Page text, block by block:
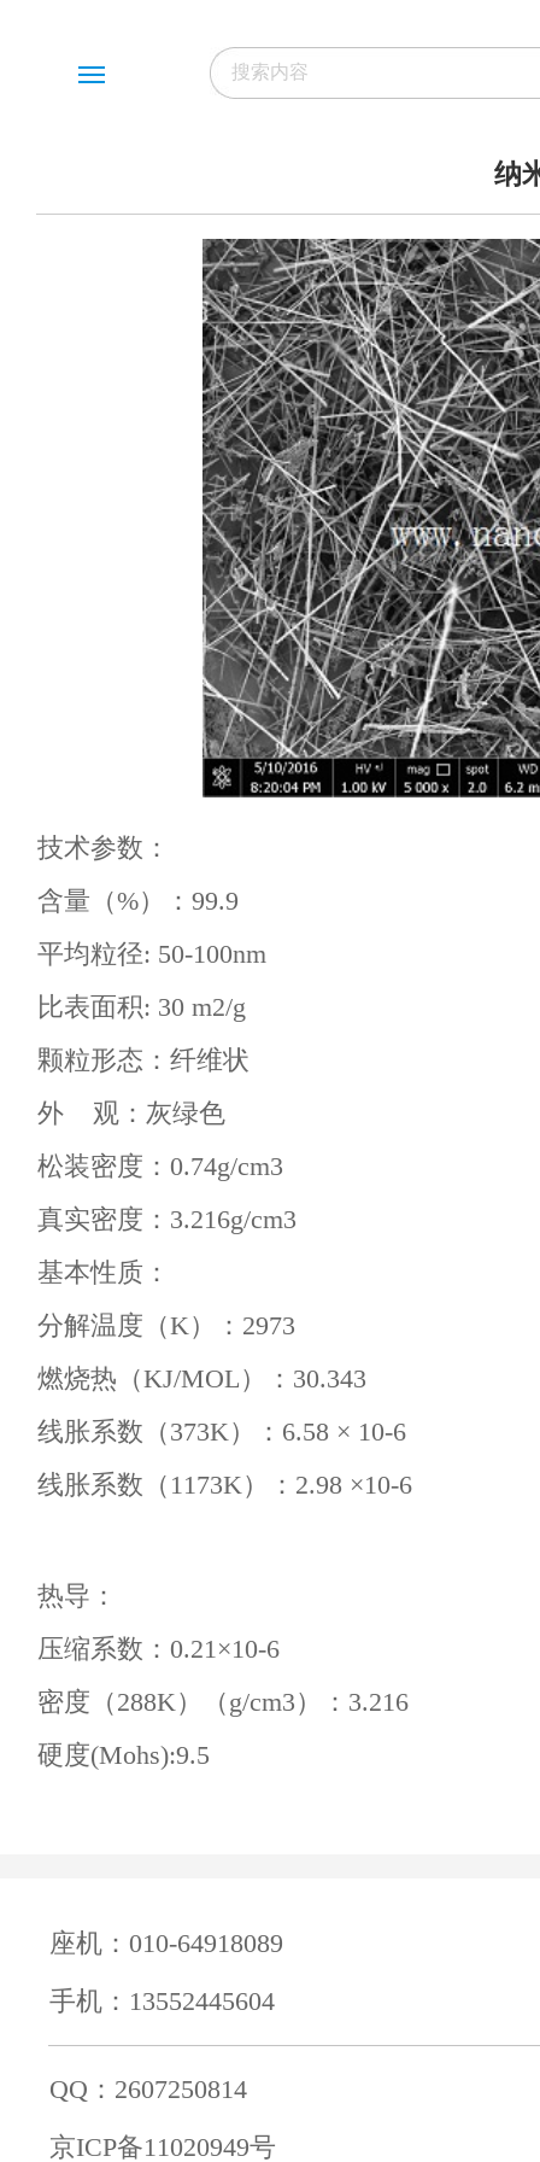
纳
技术参数：
含量（%）：99.9
平均粒径: 50-100nm
比表面积: 30 m2/g
颗粒形态：纤维状
外 观：灰绿色
松装密度：0.74g/cm3
真实密度：3.216g/cm3
基本性质：
分解温度（K）：2973
燃烧热（KJ/MOL）：30.343
线胀系数（373K）：6.58 × 10-6
线胀系数（1173K）：2.98 ×10-6
热导：
压缩系数：0.21×10-6
密度（288K）（g/cm3）：3.216
硬度(Mohs):9.5
座机：010-64918089
手机：13552445604
QQ：2607250814
京ICP备11020949号